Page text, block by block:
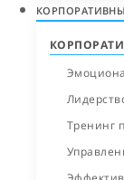
Тренинг